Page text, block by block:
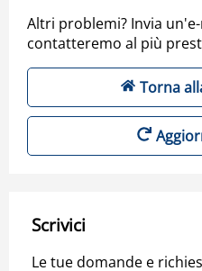
Altri problemi? Invia
contatteremo al più
Torna
Scrivici
Le tue domande e